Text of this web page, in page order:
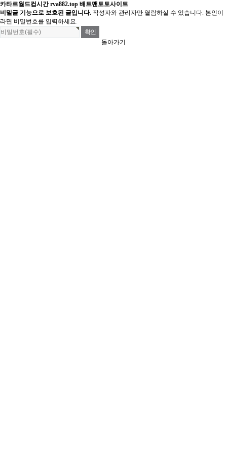
카타르월드컵시간 rva882.top 배트맨토토사이트
비밀글 기능으로 보호된 글입니다. 작성자와 관리자만 열람하실 수 있습니다. 본인이
라면 비밀번호를 입력하세요.
돌아가기